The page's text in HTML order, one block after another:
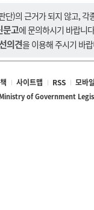
)의 근거가 되지 않고,
문고에 문의하시기 바랍니
의견을 이용해 주시기 바
사이트맵 RSS 모바
of Government